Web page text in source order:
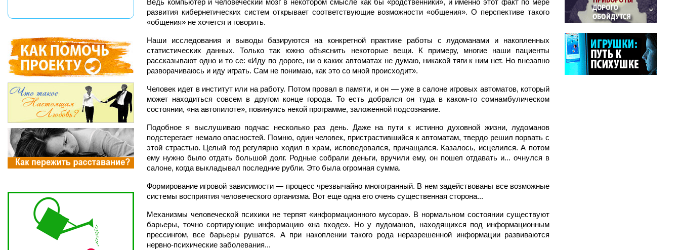
Ведь компьютер и человеческий мозг в некотором смысле как бы «родственники», и именно этот факт по мере
развития кибернетических систем открывает соответствующие возможности «общения». О перспективе такого
«общения» не хочется и говорить.
Наши исследования и выводы базируются на конкретной практике работы с лудоманами и накопленных
статистических данных. Только так южно объяснить некоторые вещи. К примеру, многие наши пациенты
рассказывают одно и то се: «Иду по дороге, ни о каких автоматах не думаю, никакой тяги к ним нет. Но внезапно
разворачиваюсь и иду играть. Сам не понимаю, как это со мной происходит».
Человек идет в институт или на работу. Потом провал в памяти, и он — уже в салоне игровых автоматов, который
может находиться совсем в другом конце города. То есть добрался он туда в каком-то сомнамбулическом
состоянии, «на автопилоте», повинуясь некой программе, заложенной подсознание.
Подобное я выслушиваю подчас несколько раз день. Даже на пути к истинно духовной жизни, лудоманов
подстерегает немало опасностей. Помню, один человек, пристрастившийся к автоматам, твердо решил порвать с
этой страстью. Целый год регулярно ходил в храм, исповедовался, причащался. Казалось, исцелился. А потом
ему нужно было отдать большой долг. Родные собрали деньги, вручили ему, он пошел отдавать и... очнулся в
салоне, когда выкладывал последние рубли. Это была огромная сумма.
Формирование игровой зависимости — процесс чрезвычайно многогранный. В нем задействованы все возможные
системы восприятия человеческого организма. Вот еще одна его очень существенная сторона...
Механизмы человеческой психики не терпят «информационного мусора». В нормальном состоянии существуют
барьеры, точно сортирующие информацию «на входе». Но у лудоманов, находящихся под информационным
прессингом, все барьеры рушатся. А при накоплении такого рода неразрешенной информации развиваются
нервно-психические заболевания...